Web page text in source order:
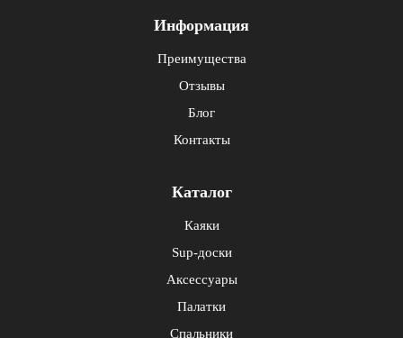
Информация
Преимущества
Отзывы
Блог
Контакты
Каталог
Каяки
Sup-доски
Аксессуары
Палатки
Спальники